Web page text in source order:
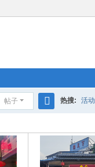
帖子
索
热搜: 活动